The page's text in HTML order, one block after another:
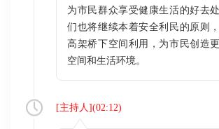
为市民群众享受健康生活的好去
们也将继续本着安全利民的原则
高架桥下空间利用，为市民创造
空间和生活环境。
[主持人](02:12)